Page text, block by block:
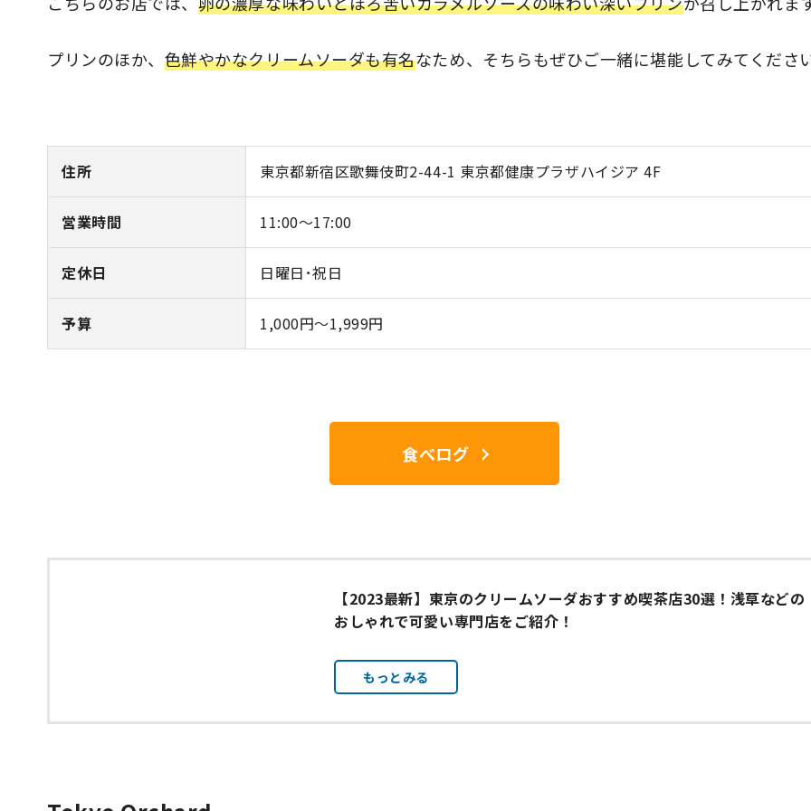
プリンのほか、 色鮮やかなクリームソーダも有名なため、そちらもぜひご一緒に堪能してみてくださ
住所 東京都新宿区歌舞伎町2-44-1 東京都健康プラザハイジア 4F
営業時間 11:00～17:00
定休日 日曜日･祝日
予算 1,000円～1,999円
食べログ
【2023最新】東京のクリームソーダおすすめ喫茶店30選！浅草などの
おしゃれで可愛い専門店をご紹介！
もっとみる